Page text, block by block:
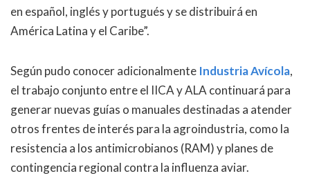
en español, inglés y portugués y se distribuirá en
América Latina y el Caribe”.
Según pudo conocer adicionalmente Industria Avícola,
el trabajo conjunto entre el IICA y ALA continuará para
generar nuevas guías o manuales destinadas a atender
otros frentes de interés para la agroindustria, como la
resistencia a los antimicrobianos (RAM) y planes de
contingencia regional contra la influenza aviar.